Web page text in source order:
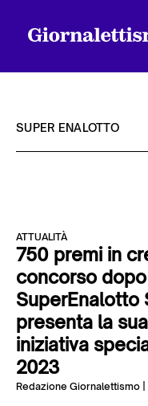
Chi siamo
Contatti
SUPER ENALOTTO
ATTUALITÀ
750 premi in
concorso
SuperEnalotto
presenta la
iniziativa
2023
Redazione Giornalettismo